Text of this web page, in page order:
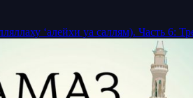
‘алейхи уа саллям). Часть 6: